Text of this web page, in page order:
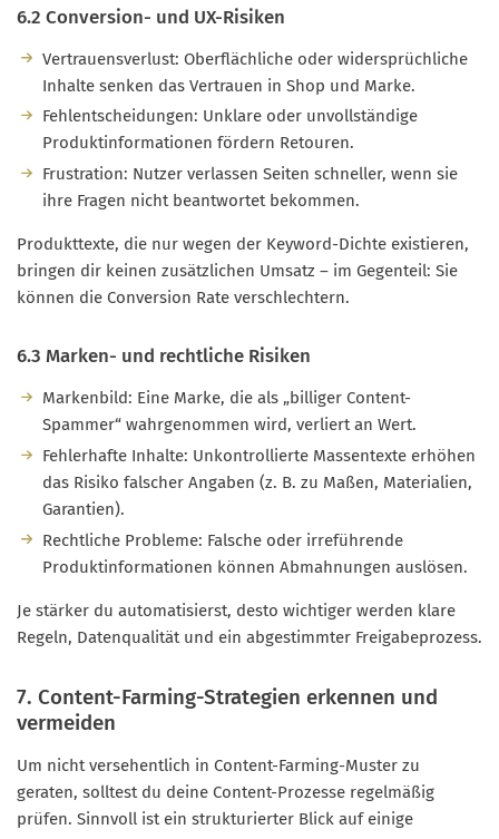
6.2 Conversion- und UX-Risiken
Vertrauensverlust: Oberflächliche oder widersprüchliche
Inhalte senken das Vertrauen in Shop und Marke.
Fehlentscheidungen: Unklare oder unvollständige
Produktinformationen fördern Retouren.
Frustration: Nutzer verlassen Seiten schneller, wenn sie
ihre Fragen nicht beantwortet bekommen.
Produkttexte, die nur wegen der Keyword-Dichte existieren,
bringen dir keinen zusätzlichen Umsatz – im Gegenteil: Sie
können die Conversion Rate verschlechtern.
6.3 Marken- und rechtliche Risiken
Markenbild: Eine Marke, die als „billiger Content-
Spammer“ wahrgenommen wird, verliert an Wert.
Fehlerhafte Inhalte: Unkontrollierte Massentexte erhöhen
das Risiko falscher Angaben (z. B. zu Maßen, Materialien,
Garantien).
Rechtliche Probleme: Falsche oder irreführende
Produktinformationen können Abmahnungen auslösen.
Je stärker du automatisierst, desto wichtiger werden klare
Regeln, Datenqualität und ein abgestimmter Freigabeprozess.
7. Content-Farming-Strategien erkennen und
vermeiden
Um nicht versehentlich in Content-Farming-Muster zu
geraten, solltest du deine Content-Prozesse regelmäßig
prüfen. Sinnvoll ist ein strukturierter Blick auf einige